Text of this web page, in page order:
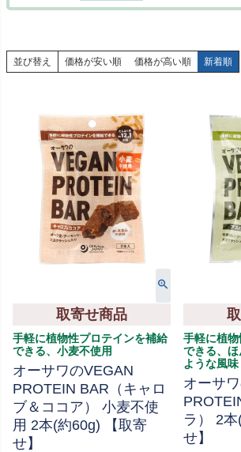
並び替え 価格が安い順 価格が高い順 新着順
取寄せ商品
手軽に植物性プロテインを補給
できる、小麦不使用
オーサワのVEGAN
PROTEIN BAR（キャロ
ブ＆ココア） 小麦不使
用 2本(約60g) 【取寄
せ】
手軽に植
できる、
ような風味
オーサ
ラ） 2
せ】